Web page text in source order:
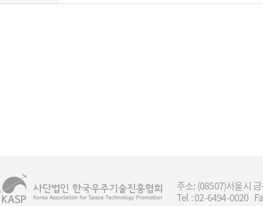
주소: (08507)서울시
Tel : 02-6494-0020